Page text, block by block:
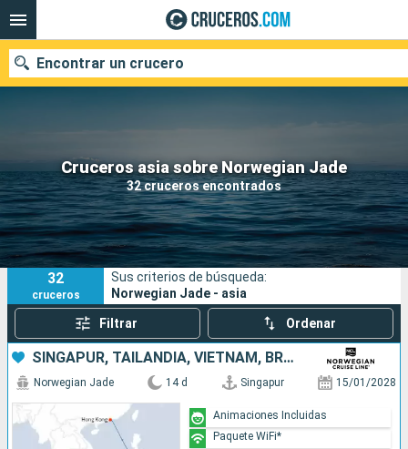
Cruceros asia sobre Norwegian Jade
32 cruceros encontrados
Encontrar un crucero
Nuestros destinos
Fecha de salida
Puertos Compañías
Buscar
32
cruceros
Sus criterios de búsqueda:
Norwegian Jade - asia
Filtrar Ordenar
SINGAPUR, TAILANDIA, VIETNAM, BRUNEI, MALASIA, FILIPINAS, CHINA
Norwegian Jade 14 d Singapur 15/01/2028
Animaciones Incluidas
Paquete WiFi*